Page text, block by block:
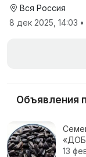
Вся Россия
8 дек 2025, 14:03 •
Объявления
13